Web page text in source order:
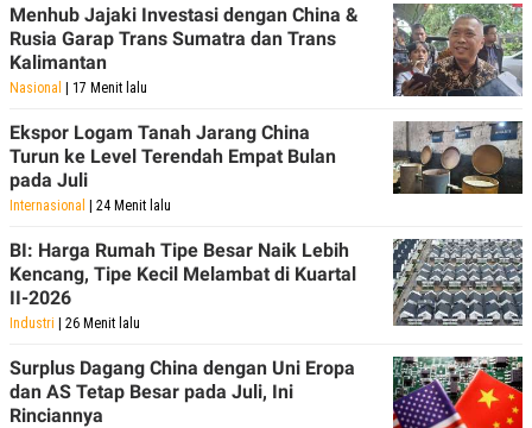
Menhub Jajaki Investasi dengan China &
Rusia Garap Trans Sumatra dan Trans
Kalimantan
Nasional | 17 Menit lalu
Ekspor Logam Tanah Jarang China
Turun ke Level Terendah Empat Bulan
pada Juli
Internasional | 24 Menit lalu
BI: Harga Rumah Tipe Besar Naik Lebih
Kencang, Tipe Kecil Melambat di Kuartal
II-2026
Industri | 26 Menit lalu
Surplus Dagang China dengan Uni Eropa
dan AS Tetap Besar pada Juli, Ini
Rinciannya